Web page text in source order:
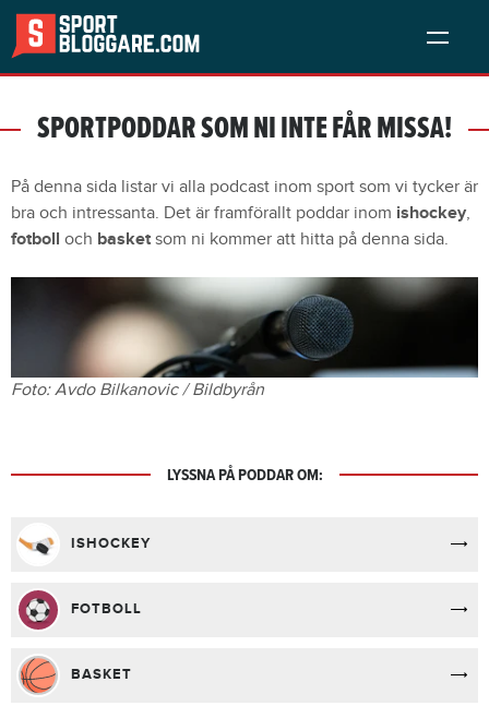
SPORTPODDAR SOM NI INTE FÅR MISSA!
På denna sida listar vi alla podcast inom sport som vi tycker är
bra och intressanta. Det är framförallt poddar inom ishockey,
fotboll och basket som ni kommer att hitta på denna sida.
Foto: Avdo Bilkanovic / Bildbyrån
LYSSNA PÅ PODDAR OM:
ISHOCKEY
FOTBOLL
BASKET